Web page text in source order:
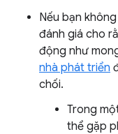
Nếu bạn
đánh giá cho
động như
nhà phát triển
chối.
Trong
thể gặp